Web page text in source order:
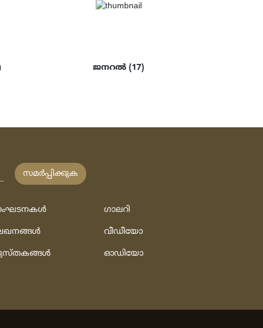
ജനറൽ (17)
സമര്‍പ്പിക്കുക
ഗാലറി
വീഡീയോ
ഓഡിയോ